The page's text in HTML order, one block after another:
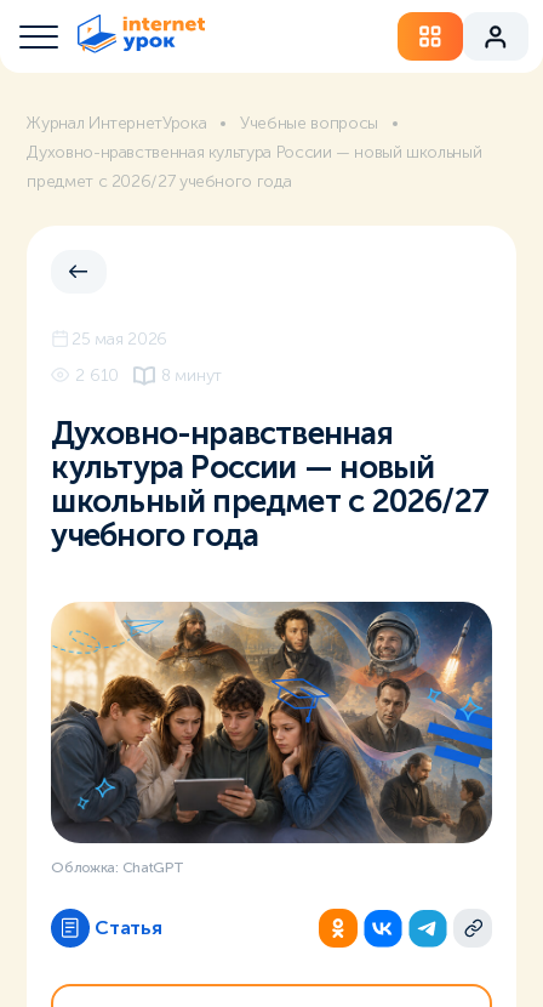
Журнал ИнтернетУрока
Учебные вопросы
Духовно-нравственная культура России — новый школьный
предмет с 2026/27 учебного года
25 мая 2026
2 610
8 минут
Духовно-нравственная
культура России — новый
школьный предмет с 2026/27
учебного года
Обложка: ChatGPT
Статья